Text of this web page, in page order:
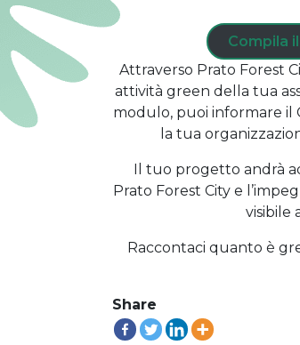
Compila
Attraverso Prato Forest
attività green della tua
modulo, puoi informare il
la tua
Il tuo progetto andrà
Prato Forest City e
visibile
Raccontaci quanto è
Share